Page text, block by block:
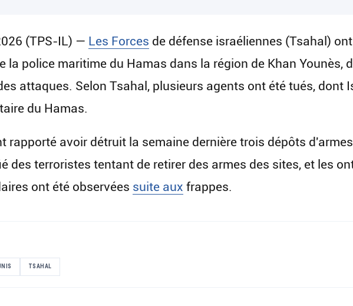
(TPS-IL) — Les Forces de défense israéliennes (Tsahal)
la police maritime du Hamas dans la région de Khan Younès,
attaques. Selon Tsahal, plusieurs agents ont été tués, dont
du Hamas.
rapporté avoir détruit la semaine dernière trois dépôts
des terroristes tentant de retirer des armes des sites, et les
ont été observées suite aux frappes.
TSAHAL